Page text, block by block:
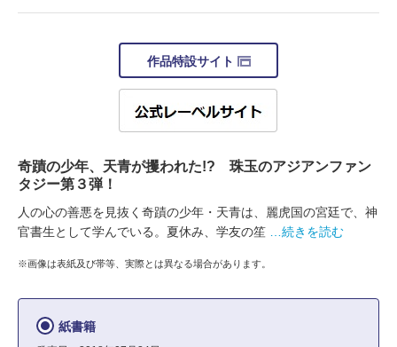
作品特設サイト
奇蹟の少年、天青が攫われた!? 珠玉のアジアンファン
タジー第３弾！
人の心の善悪を見抜く奇蹟の少年・天青は、麗虎国の宮廷で、神
官書生として学んでいる。夏休み、学友の笙
…続きを読む
※画像は表紙及び帯等、実際とは異なる場合があります。
紙書籍